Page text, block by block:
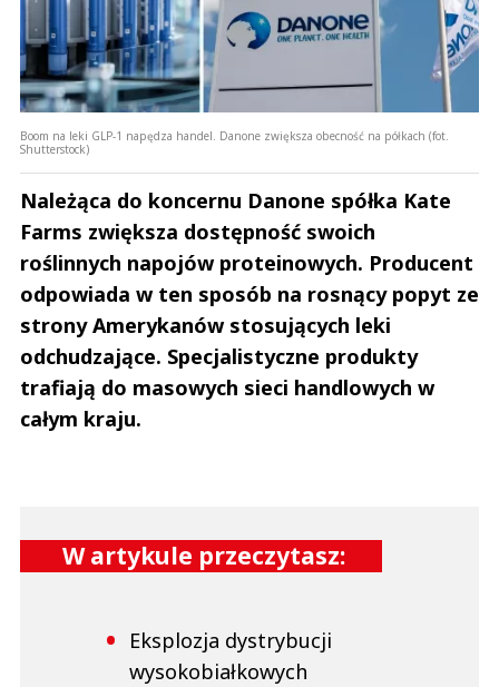
Boom na leki GLP-1 napędza handel. Danone zwiększa obecność na półkach (fot.
Shutterstock)
Należąca do koncernu Danone spółka Kate
Farms zwiększa dostępność swoich
roślinnych napojów proteinowych. Producent
odpowiada w ten sposób na rosnący popyt ze
strony Amerykanów stosujących leki
odchudzające. Specjalistyczne produkty
trafiają do masowych sieci handlowych w
całym kraju.
W artykule przeczytasz:
Eksplozja dystrybucji
wysokobiałkowych